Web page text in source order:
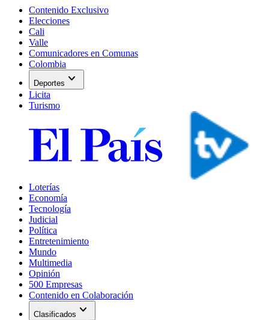
Contenido Exclusivo
Elecciones
Cali
Valle
Comunicadores en Comunas
Colombia
Deportes expand_more
Licita
Turismo
Loterías
Economía
Tecnología
Judicial
Política
Entretenimiento
Mundo
Multimedia
Opinión
500 Empresas
Contenido en Colaboración
Clasificados expand_more